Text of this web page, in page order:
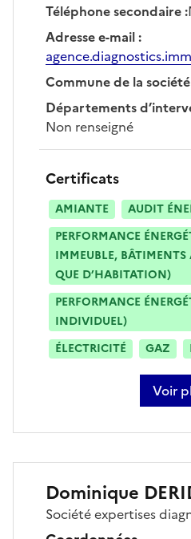
Téléphone secondaire:
Adresse e-mail:
Commune de la société
Départements
Non renseigné
Certificats
AMIANTE
AUDIT
PERFORMANCE
IMMEUBLE, BÂTIMENTS
QUE D’HABITATION)
PERFORMANCE
INDIVIDUEL)
ÉLECTRICITÉ
GAZ
Voir
sur
Dominique
Sociétéexpertises